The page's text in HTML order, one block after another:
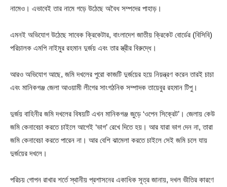
নামেও। এভাবেই তার নামে গড়ে উঠেছে অবৈধ সম্পদের পাহাড়।
এমনই অভিযোগ উঠেছে সাবেক ক্রিকেটার, বাংলাদেশ জাতীয় ক্রিকেট বোর্ডের (বিসিবি)
পরিচালক এমপি নাইমুর রহমান দুর্জয় এবং তার স্ত্রীর বিরুদ্ধে।
আরও অভিযোগ আছে, জমি দখলের পুরো কাজটি দুর্জয়ের হয়ে নিয়ন্ত্রণ করেন তারই চাচা
এবং মানিকগঞ্জ জেলা আওয়ামী লীগের সাংগঠনিক সম্পাদক তায়েবুর রহমান টিপু।
দুর্জয় বাহিনীর জমি দখলের বিষয়টি এখন মানিকগঞ্জ জুড়ে ‘ওপেন সিক্রেট’। জেলায় কেউ
জমি কেনাবেচা করতে চাইলে আগেই ‘ভাগ’ রেখে দিতে হয়। আর যারা ভাগ দেন না, তারা
জমি কেনাবেচা করতে পারেন না। আর বেশি ঝামেলা করতে চাইলে সেই জমি চলে যায়
দুর্জয়ের দখলে।
পরিচয় গোপন রাখার শর্তে স্থানীয় প্রশাসনের একাধিক সূত্র জানায়, দখল ভীতির কারণে